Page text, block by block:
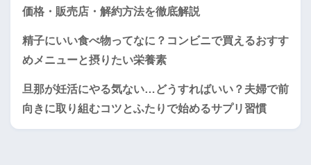
価格・販売店・解約方法を徹底解説
精子にいい食べ物ってなに？コンビニで買えるおすす
めメニューと摂りたい栄養素
旦那が妊活にやる気ない…どうすればいい？夫婦で前
向きに取り組むコツとふたりで始めるサプリ習慣